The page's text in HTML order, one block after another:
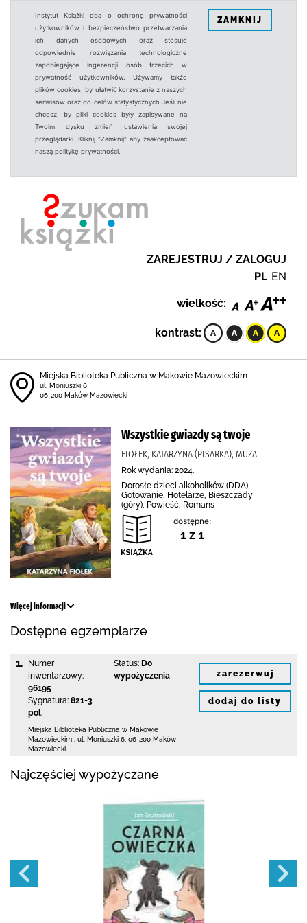
Instytut Książki dba o ochronę prywatności
użytkowników i bezpieczeństwo przetwarzania
ich danych osobowych oraz stosuje
odpowiednie rozwiązania technologiczne
zapobiegające ingerencji osób trzecich w
prywatność użytkowników. Używamy także
plików cookies, by ułatwić korzystanie z naszych
serwisów oraz do celów statystycznych.Jeśli nie
chcesz, by pliki cookies były zapisywane na
Twoim dysku zmień ustawienia swojej
przeglądarki. Kliknij "Zamknij" aby zaakceptować
naszą politykę prywatności.
ZAMKNIJ
ZAREJESTRUJ / ZALOGUJ
PL EN
wielkość:
kontrast:
Miejska Biblioteka Publiczna w Makowie Mazowieckim
ul. Moniuszki 6
06-200 Maków Mazowiecki
Wszystkie gwiazdy są twoje
FIOŁEK, KATARZYNA (PISARKA), MUZA
Rok wydania: 2024.
Dorosłe dzieci alkoholików (DDA),
Gotowanie, Hotelarze, Bieszczady
(góry), Powieść, Romans
dostępne:
1 z 1
Więcej informacji
Dostępne egzemplarze
1.
Numer
inwentarzowy:
96195
Sygnatura: 821-3
pol.
Status: Do
wypożyczenia
Miejska Biblioteka Publiczna w Makowie
Mazowieckim
ul. Moniuszki 6 06-200 Maków
Mazowiecki
zarezerwuj
dodaj do listy
Najczęściej wypożyczane